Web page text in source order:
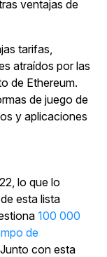
ventajas de
tarifas,
atraídos por las
de Ethereum.
de juego de
y aplicaciones
lo que lo
esta lista
100 000
de
con esta